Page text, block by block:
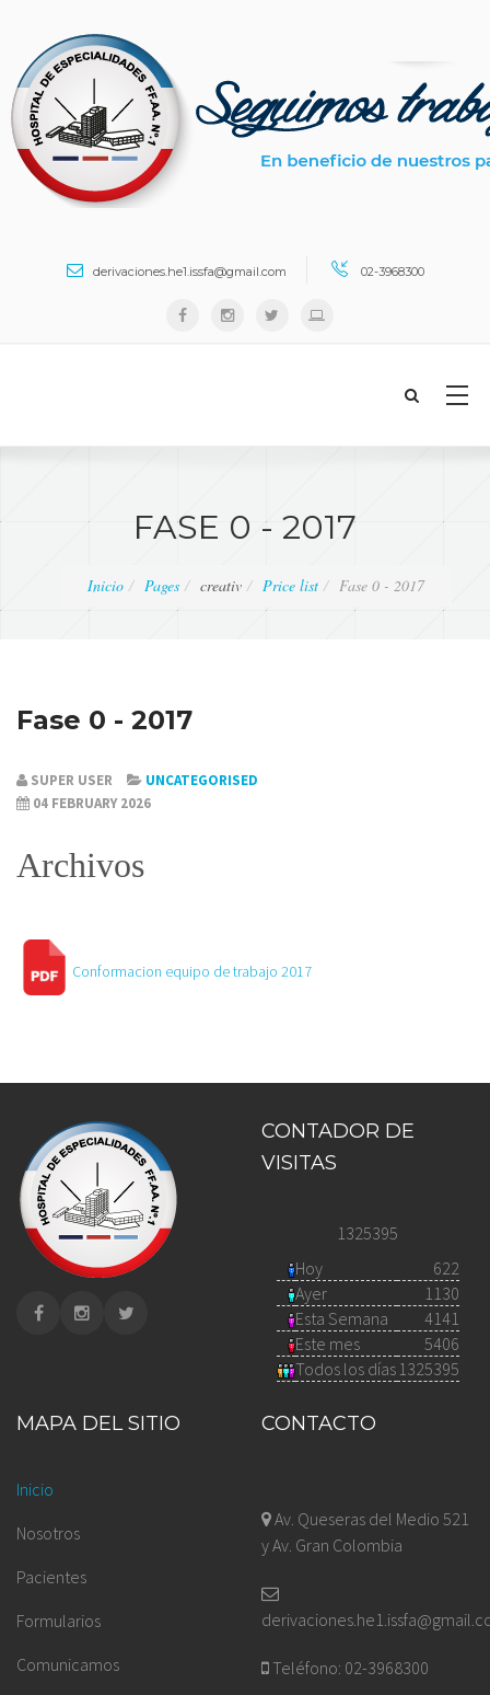
derivaciones.he1.issfa@gmail.com 02-3968300
FASE 0 - 2017
Inicio Pages creativ Price list Fase 0 - 2017
Fase 0 - 2017
SUPER USER
UNCATEGORISED
04 FEBRUARY 2026
Archivos
Conformacion equipo de trabajo 2017
CONTADOR DE
VISITAS
1325395
Hoy
622
Ayer
1130
Esta Semana
4141
Este mes
5406
Todos los días 1325395
MAPA DEL SITIO
Inicio
Nosotros
Pacientes
Formularios
Comunicamos
CONTACTO
Av. Queseras del Medio 521
y Av. Gran Colombia
Teléfono: 02-3968300